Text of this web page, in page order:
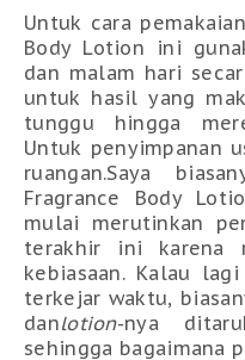
Untuk cara
Body Lotion
ini
dan malam hari
untuk hasil yang
tunggu hingga
Untuk penyimpanan
ruangan.Saya
Fragrance Body
mulai merutinkan
terakhir ini karena
kebiasaan. Kalau
terkejar waktu,
danlotion-nya
sehingga bagaimana